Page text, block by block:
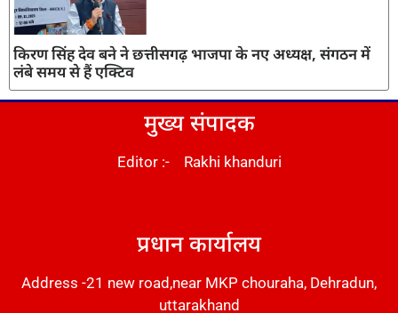
किरण सिंह देव बने ने छत्तीसगढ़ भाजपा के नए अध्यक्ष, संगठन में
लंबे समय से हैं एक्टिव
मुख्य संपादक
Editor :- Rakhi khanduri
प्रधान कार्यालय
Address -21 new road,near MKP chouraha, Dehradun,
uttarakhand